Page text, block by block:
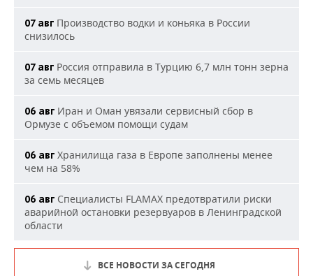
07 авг Производство водки и коньяка в России
снизилось
07 авг Россия отправила в Турцию 6,7 млн тонн зерна
за семь месяцев
06 авг Иран и Оман увязали сервисный сбор в
Ормузе с объемом помощи судам
06 авг Хранилища газа в Европе заполнены менее
чем на 58%
06 авг Специалисты FLAMAX предотвратили риски
аварийной остановки резервуаров в Ленинградской
области
ВСЕ НОВОСТИ ЗА СЕГОДНЯ